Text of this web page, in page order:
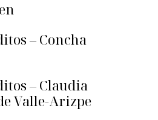
– Concha
– Claudia
Valle-Arizpe